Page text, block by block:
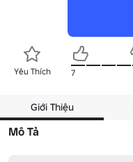
Yêu Thích 7
Giới Thiệu
Mô Tả